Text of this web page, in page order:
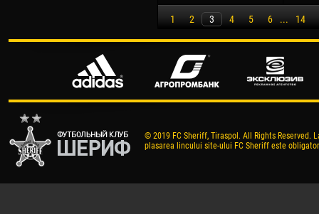
1 2 3 4 5 6 ... 14
© 2019 FC Sheriff, Tiraspol. All Rights
plasarea lincului site-ului FC Sheriff este